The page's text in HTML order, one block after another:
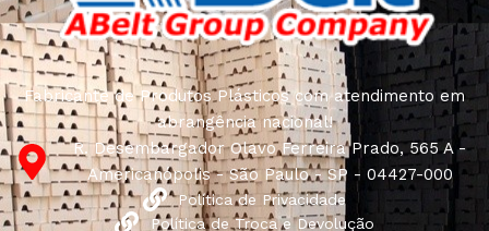
Fabricante de Produtos Plásticos com atendimento em
abrangência nacional!
R. Desembargador Olavo Ferreira Prado, 565 A -
Americanópolis - São Paulo - SP - 04427-000
Política de Privacidade
Política de Troca e Devolução